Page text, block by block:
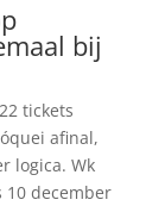
bij
tickets
afinal,
logica. Wk
10 december